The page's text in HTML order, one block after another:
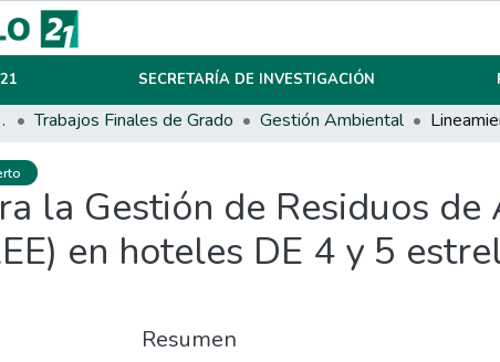
SECRETARÍA DE INVESTIGACIÓN
Posgrado Trabajos Finales de Grado Gestión Ambiental
la Gestión de Residuos
en hoteles DE 4 y 5
Resumen